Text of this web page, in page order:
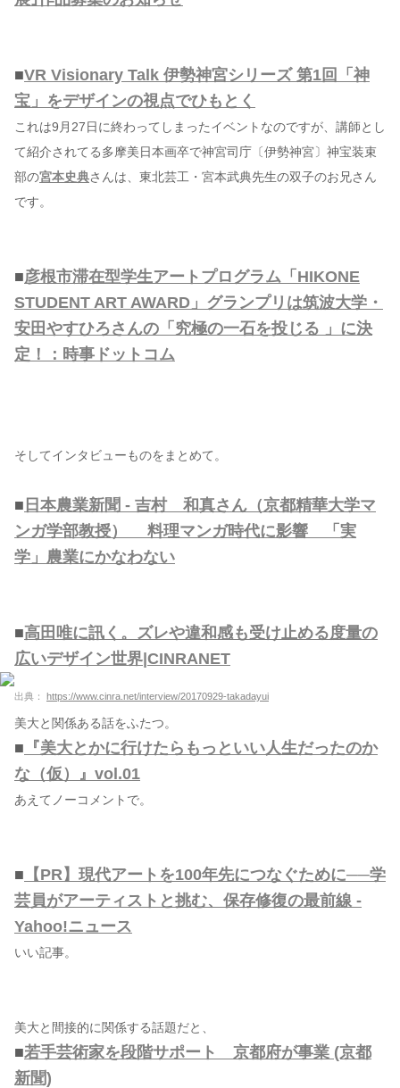
■VR Visionary Talk 伊勢神宮シリーズ 第1回「神
宝」をデザインの視点でひもとく
これは9月27日に終わってしまったイベントなのですが、講師とし
て紹介されてる多摩美日本画卒で神宮司庁〔伊勢神宮〕神宝装束
部の宮本史典さんは、東北芸工・宮本武典先生の双子のお兄さん
です。
■彦根市滞在型学生アートプログラム「HIKONE
STUDENT ART AWARD」グランプリは筑波大学・
安田やすひろさんの「究極の一石を投じる 」に決
定！：時事ドットコム
そしてインタビューものをまとめて。
■ 日本農業新聞 - 吉村 和真さん（京都精華大学マ
ンガ学部教授） 料理マンガ時代に影響 「実
学」農業にかなわない
■高田唯に訊く。ズレや違和感も受け止める度量の
広いデザイン世界|CINRANET
出典： https://www.cinra.net/interview/20170929-takadayui
美大と関係ある話をふたつ。
■ 『美大とかに行けたらもっといい人生だったのか
な（仮）』vol.01
あえてノーコメントで。
■ 【PR】現代アートを100年先につなぐために──学
芸員がアーティストと挑む、保存修復の最前線 -
Yahoo!ニュース
いい記事。
美大と間接的に関係する話題だと、
■若手芸術家を段階サポート 京都府が事業 (京都
新聞)